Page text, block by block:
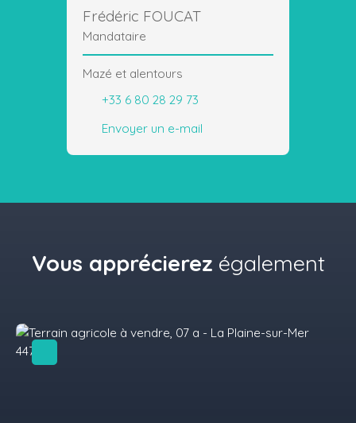
Frédéric FOUCAT
Mandataire
Mazé et alentours
+33 6 80 28 29 73
Envoyer un e-mail
Vous apprécierez également